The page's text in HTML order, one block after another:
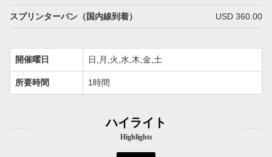
スプリンターバン（国内線到着） USD 360.00
開催曜日 日,月,火,水,木,金,土
所要時間 1時間
ハイライト
Highlights